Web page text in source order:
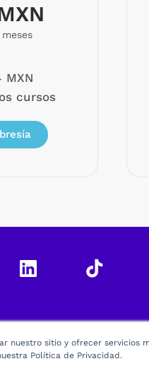
nuestro sitio y ofrecer servicios
Política de Privacidad.
MXN
cursos